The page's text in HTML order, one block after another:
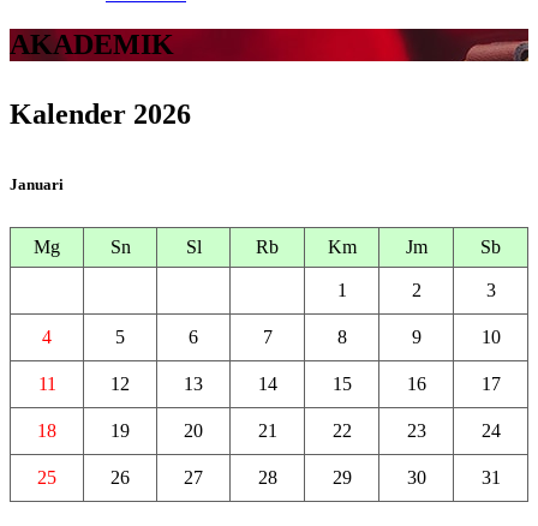
AKADEMIK
Kalender 2026
Januari
Mg Sn Sl Rb Km Jm Sb
1 2 3
4 5 6 7 8 9 10
11 12 13 14 15 16 17
18 19 20 21 22 23 24
25 26 27 28 29 30 31